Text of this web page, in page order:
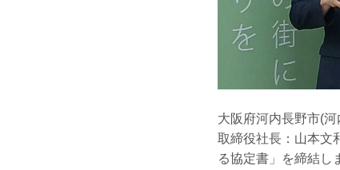
大阪府河内長野市(
取締役社長：山本文
る協定書」を締結し